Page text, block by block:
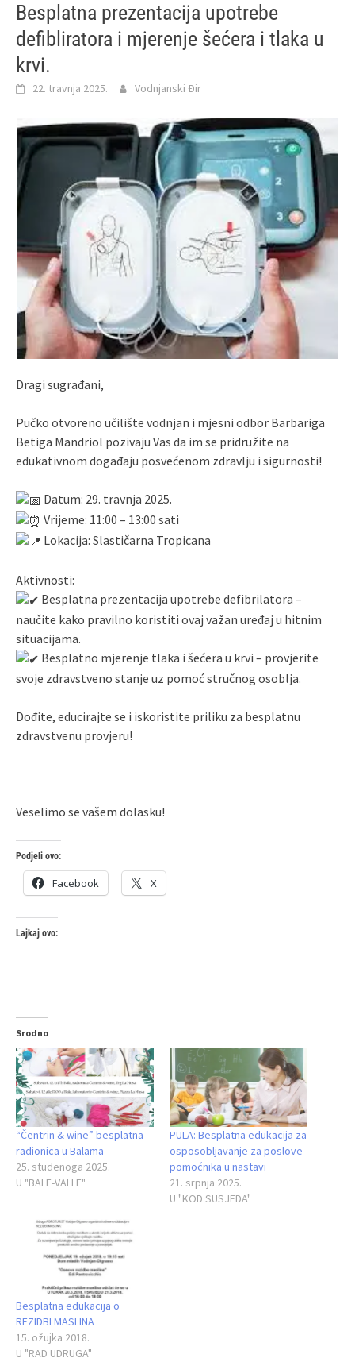
Besplatna prezentacija upotrebe
defibliratora i mjerenje šećera i tlaka u
krvi.
22. travnja 2025. Vodnjanski Đir
Dragi sugrađani,
Pučko otvoreno učilište vodnjan i mjesni odbor Barbariga
Betiga Mandriol pozivaju Vas da im se pridružite na
edukativnom događaju posvećenom zdravlju i sigurnosti!
Datum: 29. travnja 2025.
Vrijeme: 11:00 – 13:00 sati
Lokacija: Slastičarna Tropicana
Aktivnosti:
Besplatna prezentacija upotrebe defibrilatora –
naučite kako pravilno koristiti ovaj važan uređaj u hitnim
situacijama.
Besplatno mjerenje tlaka i šećera u krvi – provjerite
svoje zdravstveno stanje uz pomoć stručnog osoblja.
Dođite, educirajte se i iskoristite priliku za besplatnu
zdravstvenu provjeru!
Veselimo se vašem dolasku!
Podjeli ovo:
Facebook X
Lajkaj ovo:
Srodno
“Čentrin & wine” besplatna
radionica u Balama
25. studenoga 2025.
U "BALE-VALLE"
PULA: Besplatna edukacija za
osposobljavanje za poslove
pomoćnika u nastavi
21. srpnja 2025.
U "KOD SUSJEDA"
Besplatna edukacija o
REZIDBI MASLINA
15. ožujka 2018.
U "RAD UDRUGA"